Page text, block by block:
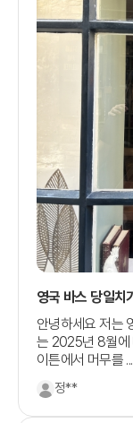
영국 바스 당일치기
안녕하세요 저는
는 2025년 8월에
이튼에서 머무를 ...
정**